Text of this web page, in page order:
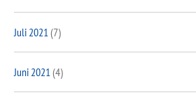
Juli 2021 (7)
Juni 2021(4)